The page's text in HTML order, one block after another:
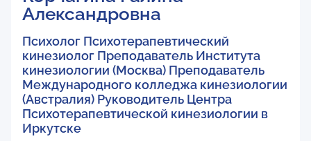
Александровна
Психолог Психотерапевтический
кинезиолог Преподаватель Института
кинезиологии (Москва) Преподаватель
Международного колледжа кинезиологии
(Австралия) Руководитель Центра
Психотерапевтической кинезиологии в
Иркутске